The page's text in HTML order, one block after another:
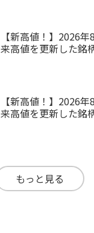
【新高値！】2026
来高値を更新した銘
【新高値！】2026
来高値を更新した銘
もっと見る